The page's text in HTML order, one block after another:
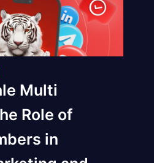
Multi
Role of
in